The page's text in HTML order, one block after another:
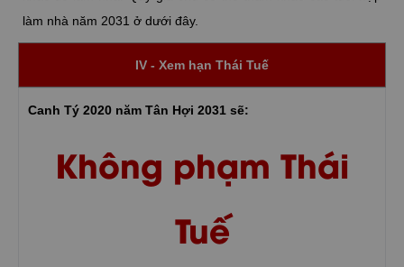
làm nhà năm 2031 ở dưới đây.
IV - Xem hạn Thái Tuế
Canh Tý 2020 năm Tân Hợi 2031 sẽ:
Không phạm Thái
Tuế